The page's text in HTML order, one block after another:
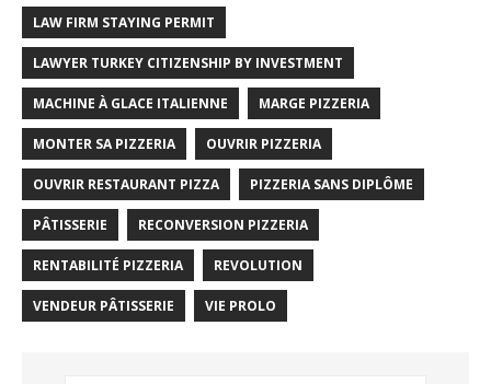
LAW FIRM STAYING PERMIT
LAWYER TURKEY CITIZENSHIP BY INVESTMENT
MACHINE À GLACE ITALIENNE MARGE PIZZERIA
MONTER SA PIZZERIA OUVRIR PIZZERIA
OUVRIR RESTAURANT PIZZA PIZZERIA SANS DIPLÔME
PÂTISSERIE RECONVERSION PIZZERIA
RENTABILITÉ PIZZERIA REVOLUTION
VENDEUR PÂTISSERIE VIE PROLO